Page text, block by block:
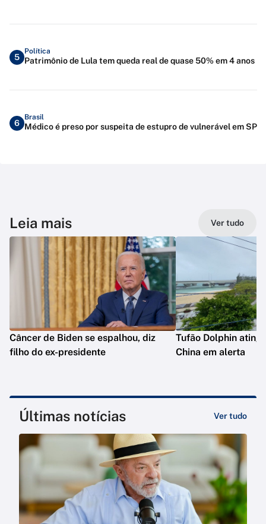
5
Política
Patrimônio de Lula tem queda real de quase 50% em 4 anos
6
Brasil
Médico é preso por suspeita de estupro de vulnerável em SP
Leia mais Ver tudo
Câncer de Biden se espalhou, diz
filho do ex-presidente
Tufão Dolphin
China em alerta
Últimas notícias Ver tudo